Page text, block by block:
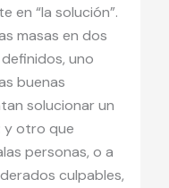
en “la solución”.
masas en dos
uno
buenas
solucionar un
y otro que
personas, o a
culpables,